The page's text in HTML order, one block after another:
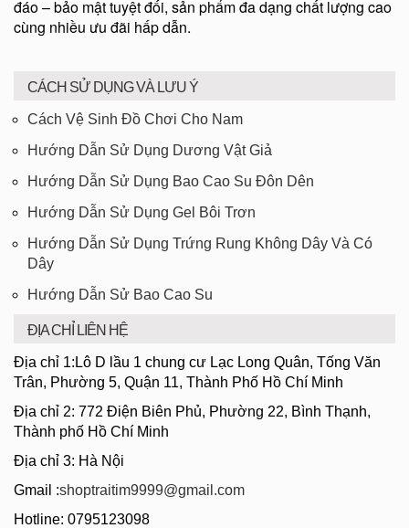
đáo – bảo mật tuyệt đối, sản phẩm đa dạng chất lượng cao
cùng nhiều ưu đãi hấp dẫn.
CÁCH SỬ DỤNG VÀ LƯU Ý
Cách Vệ Sinh Đồ Chơi Cho Nam
Hướng Dẫn Sử Dụng Dương Vật Giả
Hướng Dẫn Sử Dụng Bao Cao Su Đôn Dên
Hướng Dẫn Sử Dụng Gel Bôi Trơn
Hướng Dẫn Sử Dụng Trứng Rung Không Dây Và Có
Dây
Hướng Dẫn Sử Bao Cao Su
ĐỊA CHỈ LIÊN HỆ
Địa chỉ 1:Lô D lầu 1 chung cư Lạc Long Quân, Tống Văn
Trân, Phường 5, Quận 11, Thành Phố Hồ Chí Minh
Địa chỉ 2: 772 Điện Biên Phủ, Phường 22, Bình Thạnh,
Thành phố Hồ Chí Minh
Địa chỉ 3: Hà Nội
Gmail :shoptraitim9999@gmail.com
Hotline: 0795123098